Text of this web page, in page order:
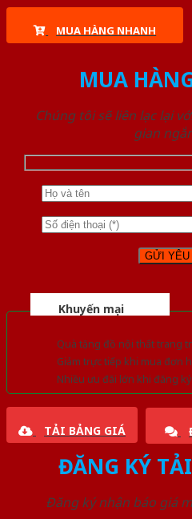
MUA HÀNG NHANH
MUA
Chúng tôi sẽ liên lạc lại
gian
Khuyến mại
Quà tặng đồ nội thất trang
Giảm trực tiếp khi mua đơn
Nhiều ưu đãi lớn khi đăng
TẢI BẢNG GIÁ
ĐĂNG KÝ
Đăng ký nhận báo giá